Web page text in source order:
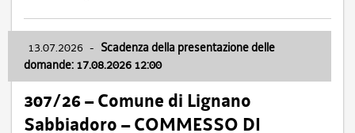
13.07.2026 - Scadenza della presentazione delle
domande: 17.08.2026 12:00
307/26 – Comune di Lignano
Sabbiadoro – COMMESSO DI